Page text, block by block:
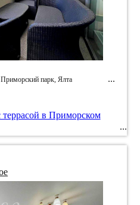
Приморский парк, Ялта
в Приморском